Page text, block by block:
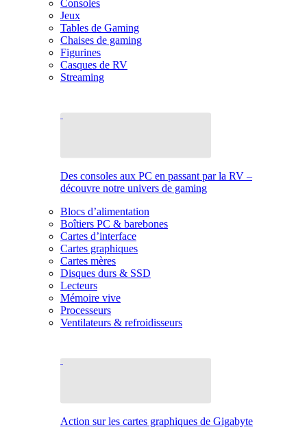
Consoles
Jeux
Tables de Gaming
Chaises de gaming
Figurines
Casques de RV
Streaming
Des consoles aux PC en passant par la RV –
découvre notre univers de gaming
Blocs d’alimentation
Boîtiers PC & barebones
Cartes d’interface
Cartes graphiques
Cartes mères
Disques durs & SSD
Lecteurs
Mémoire vive
Processeurs
Ventilateurs & refroidisseurs
Action sur les cartes graphiques de Gigabyte